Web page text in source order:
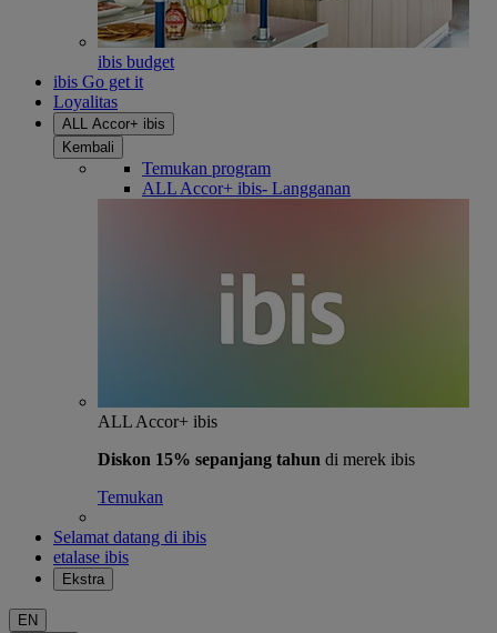
ibis budget
ibis Go get it
Loyalitas
ALL Accor+ ibis
Kembali
Temukan program
ALL Accor+ ibis- Langganan
ALL Accor+ ibis
Diskon 15% sepanjang tahun di merek ibis
Temukan
Selamat datang di ibis
etalase ibis
Ekstra
EN